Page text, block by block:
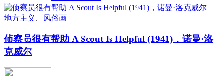
地方主义 风俗画
侦察员很有帮助 A Scout Is Helpful (1941)，诺曼·洛
克威尔